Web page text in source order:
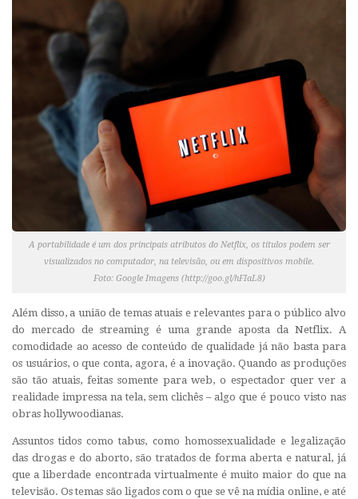
A portabilidade é um dos principais atributos do Netflix, os títulos podem ser
visualizados no computador, na televisão, ou em dispositivos mobile.
Foto: Google Imagens (http://goo.gl/hFIaL8)
Além disso, a união de temas atuais e relevantes para o público alvo
do mercado de streaming é uma grande aposta da Netflix. A
comodidade ao acesso de conteúdo de qualidade já não basta para
os usuários, o que conta, agora, é a inovação. Quando as produções
são tão atuais, feitas somente para web, o espectador quer ver a
realidade impressa na tela, sem clichês – algo que é pouco visto nas
obras hollywoodianas.
Assuntos tidos como tabus, como homossexualidade e legalização
das drogas e do aborto, são tratados de forma aberta e natural, já
que a liberdade encontrada virtualmente é muito maior do que na
televisão. Os temas são ligados com o que se vê na mídia online, e até